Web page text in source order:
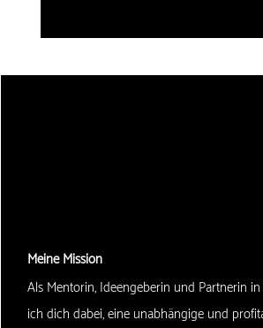
Meine Mission
Als Mentorin, Ideengeberin und Partnerin
ich dich dabei, eine unabhängige und